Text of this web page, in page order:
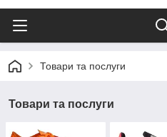
Товари та послуги
Товари та послуги